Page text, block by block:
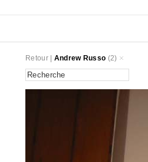
Retour| Andrew Russo (2)